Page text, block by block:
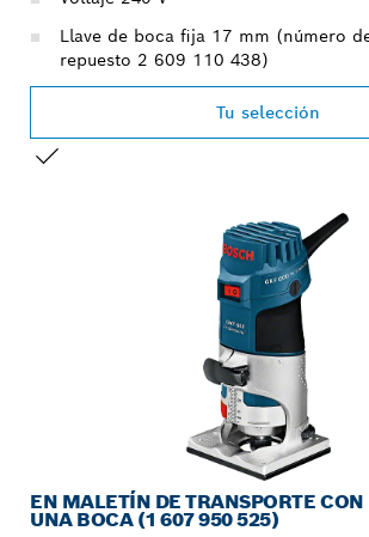
Llave de boca fija 17 mm (número
repuesto 2 609 110 438)
Tu selección
EN MALETÍN DE TRANSPORTE CON
UNA BOCA (1 607 950 525)